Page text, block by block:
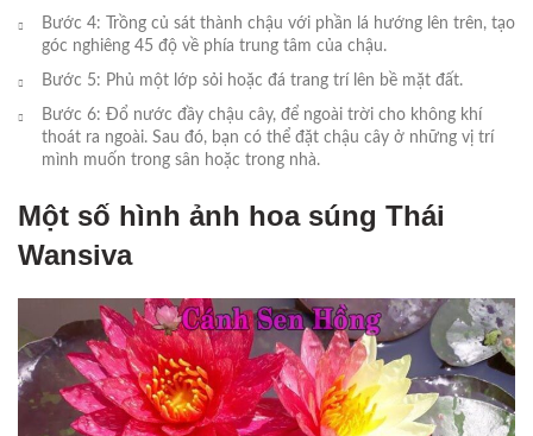
Bước 4: Trồng củ sát thành chậu với phần lá hướng lên trên, tạo
góc nghiêng 45 độ về phía trung tâm của chậu.
Bước 5: Phủ một lớp sỏi hoặc đá trang trí lên bề mặt đất.
Bước 6: Đổ nước đầy chậu cây, để ngoài trời cho không khí
thoát ra ngoài. Sau đó, bạn có thể đặt chậu cây ở những vị trí
mình muốn trong sân hoặc trong nhà.
Một số hình ảnh hoa súng Thái
Wansiva